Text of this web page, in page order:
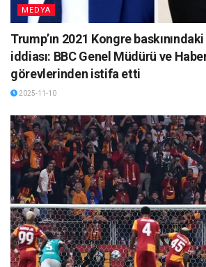
MEDYA
Trump’ın 2021 Kongre
iddiası: BBC Genel Müdürü ve
görevlerinden istifa etti
2025-11-10